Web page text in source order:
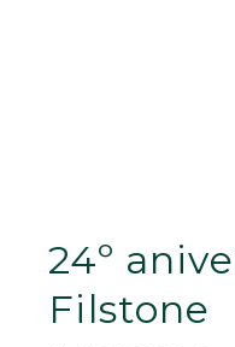
24º
Filstone